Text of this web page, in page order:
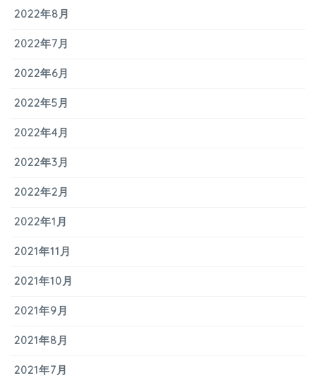
2022年8月
2022年7月
2022年6月
2022年5月
2022年4月
2022年3月
2022年2月
2022年1月
2021年11月
2021年10月
2021年9月
2021年8月
2021年7月